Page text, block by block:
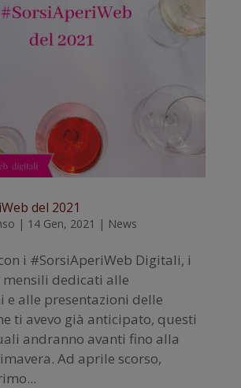
del 2021
| 14 Gen, 2021 | News
i #SorsiAperiWeb Digitali, i
mensili dedicati alle
e alle presentazioni delle
ti avevo già anticipato, questi
andranno avanti fino alla
Ad aprile scorso,